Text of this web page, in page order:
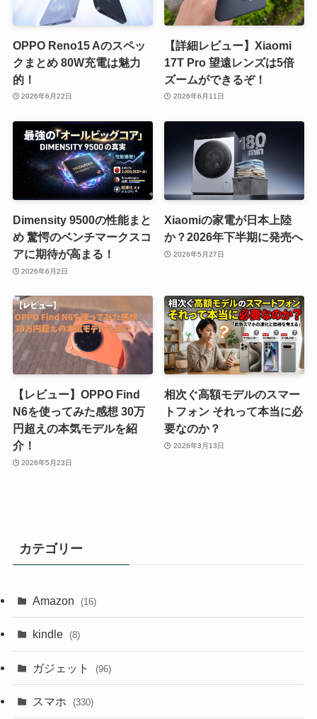
OPPO Reno15 Aのスペッ
クまとめ 80W充電は魅力
的！
2026年6月22日
【詳細レビュー】Xiaomi
17T Pro 望遠レンズは5倍
ズームができるぞ！
2026年6月11日
Dimensity 9500の性能まと
め 驚愕のベンチマークスコ
アに期待が高まる！
2026年6月2日
Xiaomiの家電が日本上陸
か？2026年下半期に発売へ
2026年5月27日
【レビュー】OPPO Find
N6を使ってみた感想 30万
円超えの本気モデルを紹
介！
2026年5月23日
相次ぐ高額モデルのスマー
トフォン それって本当に必
要なのか？
2026年3月13日
カテゴリー
Amazon (16)
kindle (8)
ガジェット (96)
スマホ (330)